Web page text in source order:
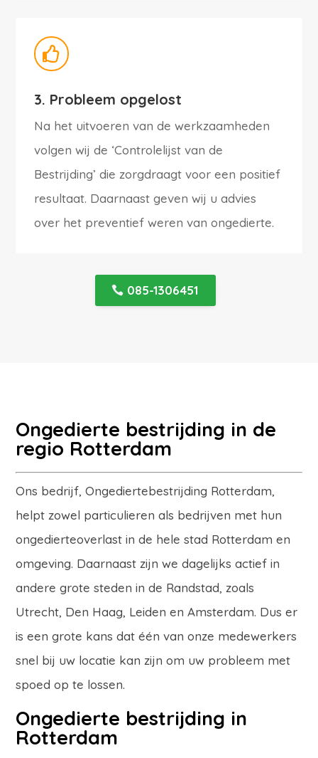

3. Probleem opgelost
Na het uitvoeren van de werkzaamheden
volgen wij de ‘Controlelijst van de
Bestrijding’ die zorgdraagt voor een positief
resultaat. Daarnaast geven wij u advies
over het preventief weren van ongedierte.
085-1306451
Ongedierte bestrijding in de
regio Rotterdam
Ons bedrijf, Ongediertebestrijding Rotterdam,
helpt zowel particulieren als bedrijven met hun
ongedierteoverlast in de hele stad Rotterdam en
omgeving. Daarnaast zijn we dagelijks actief in
andere grote steden in de Randstad, zoals
Utrecht, Den Haag, Leiden en Amsterdam. Dus er
is een grote kans dat één van onze medewerkers
snel bij uw locatie kan zijn om uw probleem met
spoed op te lossen.
Ongedierte bestrijding in
Rotterdam